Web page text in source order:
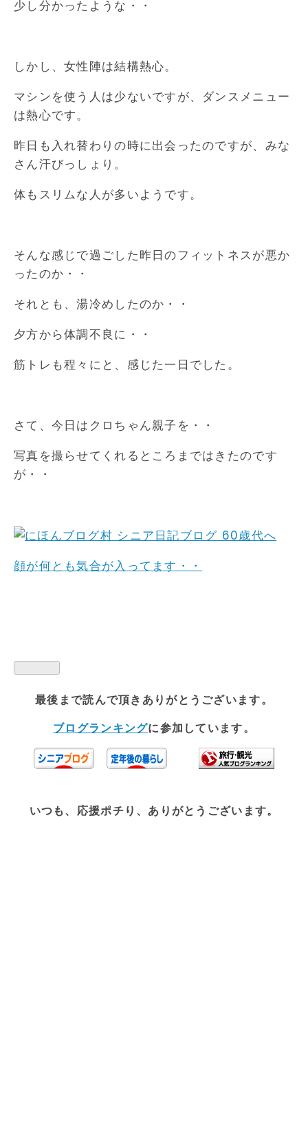
少し分かったような・・
しかし、女性陣は結構熱心。
マシンを使う人は少ないですが、ダンスメニュー
は熱心です。
昨日も入れ替わりの時に出会ったのですが、みな
さん汗びっしょり。
体もスリムな人が多いようです。
そんな感じで過ごした昨日のフィットネスが悪か
ったのか・・
それとも、湯冷めしたのか・・
夕方から体調不良に・・
筋トレも程々にと、感じた一日でした。
さて、今日はクロちゃん親子を・・
写真を撮らせてくれるところまではきたのです
が・・
顔が何とも気合が入ってます・・
最後まで読んで頂きありがとうございます。
ブログランキングに参加しています。
いつも、応援ポチり、ありがとうございます。